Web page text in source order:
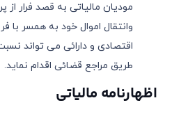
مودیان مالیاتی به قصد فرار از
وانتقال اموال خود به همسر با
اقتصادی و دارائی می تواند
طریق مراجع قضائی اقدام نماید.
اظهارنامه مالیاتی